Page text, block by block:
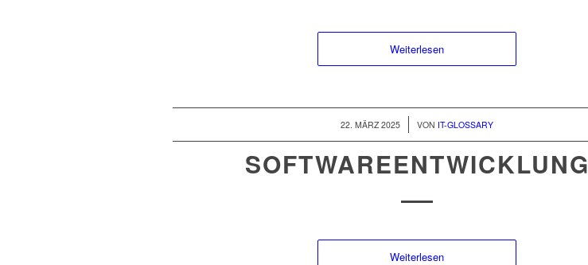
Weiterlesen
22. MÄRZ 2025
/ VON IT-GLOSSARY
SOFTWAREENTWICKLUNG
Weiterlesen